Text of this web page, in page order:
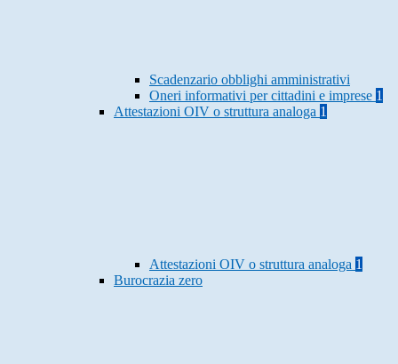
Scadenzario obblighi amministrativi
Oneri informativi per cittadini e imprese 1
Attestazioni OIV o struttura analoga 1
Attestazioni OIV o struttura analoga 1
Burocrazia zero